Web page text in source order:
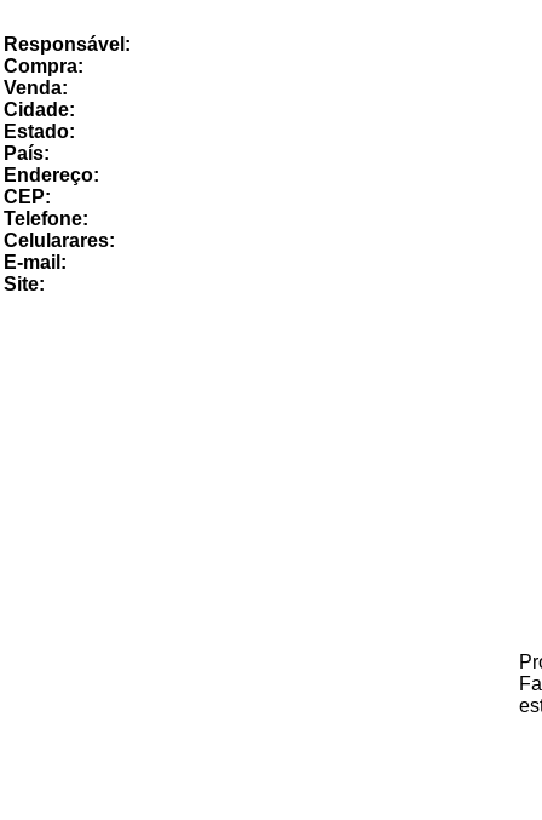
Responsável:
Compra:
Venda:
Cidade:
Estado:
País:
Endereço:
CEP:
Telefone:
Celularares:
E-mail:
Site: